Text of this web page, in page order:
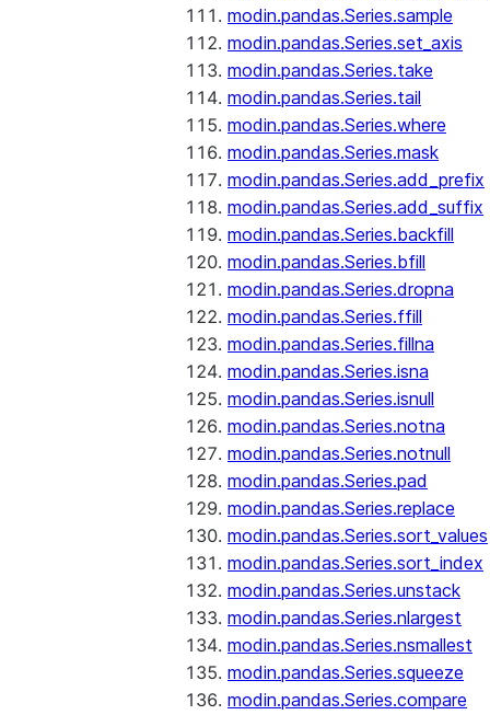
modin.pandas.Series.sample
modin.pandas.Series.set_axis
modin.pandas.Series.take
modin.pandas.Series.tail
modin.pandas.Series.where
modin.pandas.Series.mask
modin.pandas.Series.add_prefix
modin.pandas.Series.add_suffix
modin.pandas.Series.backfill
modin.pandas.Series.bfill
modin.pandas.Series.dropna
modin.pandas.Series.ffill
modin.pandas.Series.fillna
modin.pandas.Series.isna
modin.pandas.Series.isnull
modin.pandas.Series.notna
modin.pandas.Series.notnull
modin.pandas.Series.pad
modin.pandas.Series.replace
modin.pandas.Series.sort_values
modin.pandas.Series.sort_index
modin.pandas.Series.unstack
modin.pandas.Series.nlargest
modin.pandas.Series.nsmallest
modin.pandas.Series.squeeze
modin.pandas.Series.compare